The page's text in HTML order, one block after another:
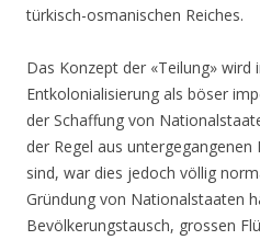
türkisch-osmanischen Reiches.
Das Konzept der «Teilung» wird
Entkolonialisierung als böser
der Schaffung von
der Regel aus
sind, war dies jedoch völlig
Gründung von Nationalstaaten
Bevölkerungstausch, grossen